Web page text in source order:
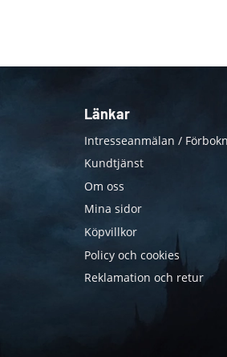
Länkar
Intresseanmälan /
Kundtjänst
Om oss
Mina sidor
Köpvillkor
Policy och cookies
Reklamation och retur